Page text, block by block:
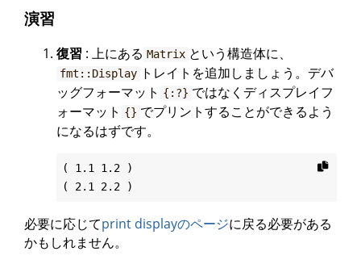
演習
復習 : 上にある Matrix という構造体に、
fmt::Display トレイトを追加しましょう。デバ
ッグフォーマット {:?} ではなくディスプレイフ
ォーマット {} でプリントすることができるよう
になるはずです。
( 1.1 1.2 )
必要に応じてprint displayのページに戻る必要がある
かもしれません。